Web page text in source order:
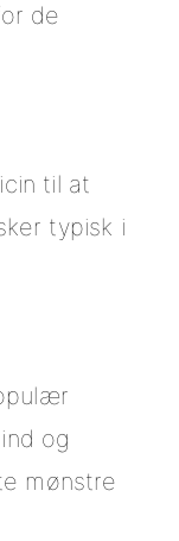
de
til at
typisk i
og
mønstre